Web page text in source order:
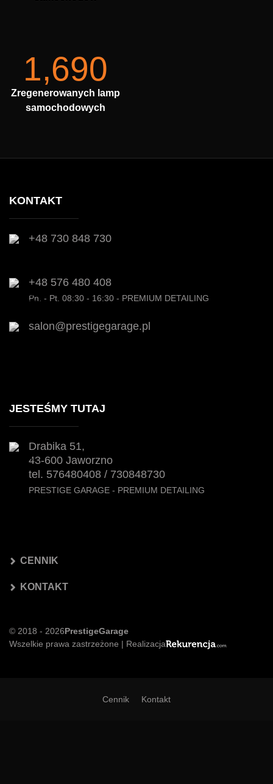
1,690
Zregenerowanych lamp
samochodowych
KONTAKT
+48 730 848 730
+48 576 480 408
Pn. - Pt. 08:30 - 16:30 - PREMIUM DETAILING
salon@prestigegarage.pl
JESTEŚMY TUTAJ
Drabika 51,
43-600 Jaworzno
tel. 576480408 / 730848730
PRESTIGE GARAGE - PREMIUM DETAILING
CENNIK
KONTAKT
© 2018 - 2026PrestigeGarage
Wszelkie prawa zastrzeżone | Realizacja
Cennik Kontakt